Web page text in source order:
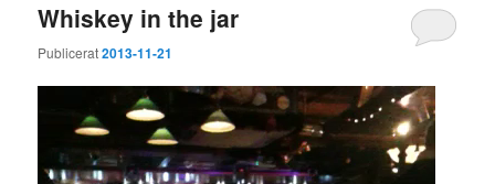
Whiskey in the jar
Publicerat2013-11-21